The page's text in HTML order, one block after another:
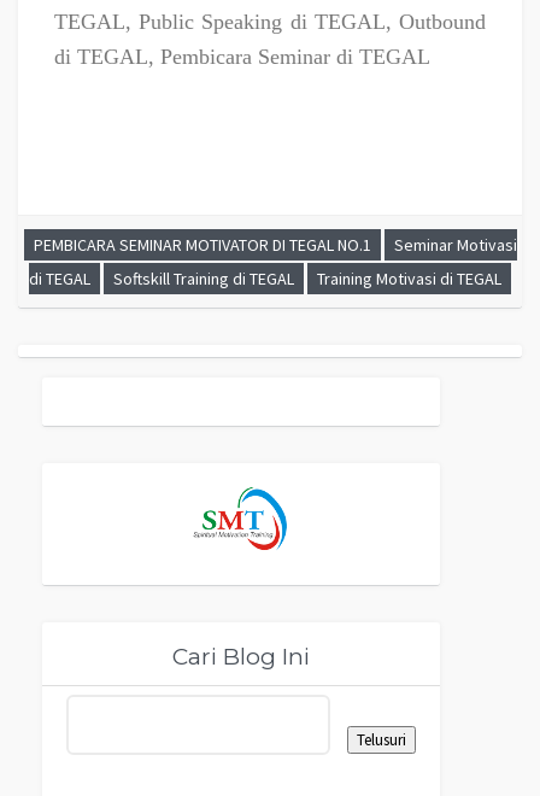
TEGAL, Public Speaking di TEGAL, Outbound
di TEGAL, Pembicara Seminar di TEGAL
PEMBICARA SEMINAR MOTIVATOR DI TEGAL NO.1
Seminar Motivasi
di TEGAL
Softskill Training di TEGAL Training Motivasi di TEGAL
Cari Blog Ini